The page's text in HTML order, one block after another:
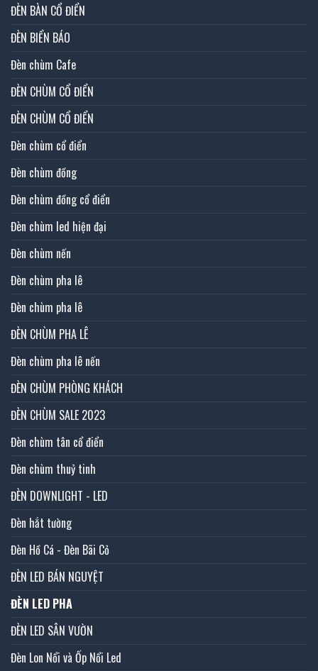
ĐÈN BÀN CỔ ĐIỂN
ĐÈN BIỂN BÁO
Đèn chùm Cafe
ĐÈN CHÙM CỔ ĐIỂN
ĐÈN CHÙM CỔ ĐIỂN
Đèn chùm cổ điển
Đèn chùm đồng
Đèn chùm đồng cổ điển
Đèn chùm led hiện đại
Đèn chùm nến
Đèn chùm pha lê
Đèn chùm pha lê
ĐÈN CHÙM PHA LÊ
Đèn chùm pha lê nến
ĐÈN CHÙM PHÒNG KHÁCH
ĐÈN CHÙM SALE 2023
Đèn chùm tân cổ điển
Đèn chùm thuỷ tinh
ĐÈN DOWNLIGHT - LED
Đèn hắt tường
Đèn Hồ Cá - Đèn Bãi Cỏ
ĐÈN LED BÁN NGUYỆT
ĐÈN LED PHA
ĐÈN LED SÂN VƯỜN
Đèn Lon Nổi và Ốp Nổi Led